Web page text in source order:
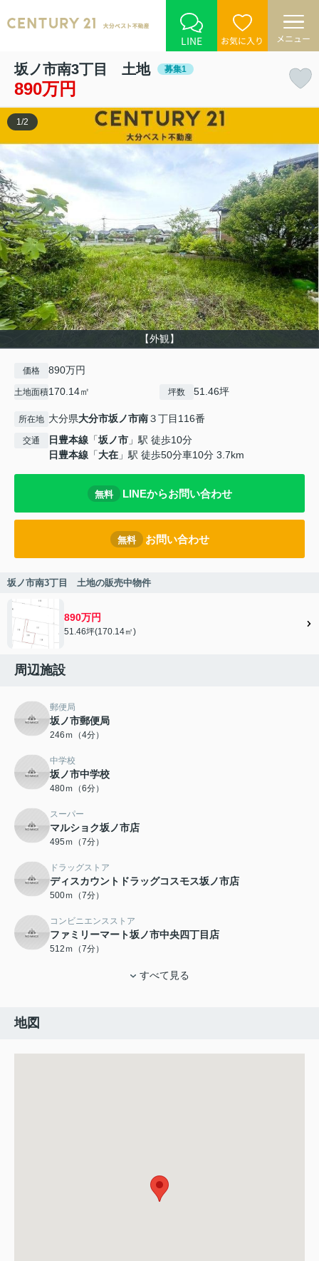
LINE お気に入り メニュー
坂ノ市南3丁目 土地 募集1
890万円
【外観】
1 /2
価格 890万円
土地面積170.14㎡ 坪数 51.46坪
所在地 大分県大分市坂ノ市南３丁目116番
交通 日豊本線 「坂ノ市 」駅 徒歩10分
日豊本線 「大在 」駅 徒歩50分車10分 3.7km
無料 LINEからお問い合わせ
無料 お問い合わせ
坂ノ市南3丁目 土地の販売中物件
890万円
51.46坪(170.14㎡)
周辺施設
郵便局
坂ノ市郵便局
246ｍ（4分）
中学校
坂ノ市中学校
480ｍ（6分）
スーパー
マルショク坂ノ市店
495ｍ（7分）
ドラッグストア
ディスカウントドラッグコスモス坂ノ市店
500ｍ（7分）
コンビニエンスストア
ファミリーマート坂ノ市中央四丁目店
512ｍ（7分）
すべて見る
地図